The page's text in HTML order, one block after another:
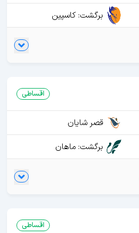
برگشت: کاسپین
اقساطی
قصر شایان
برگشت: ماهان
اقساطی